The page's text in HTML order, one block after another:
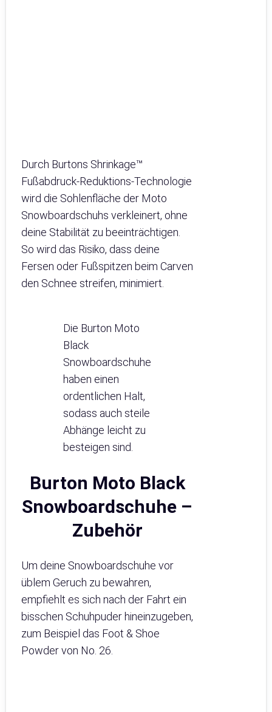
Durch Burtons Shrinkage™
Fußabdruck-Reduktions-Technologie
wird die Sohlenfläche der Moto
Snowboardschuhs verkleinert, ohne
deine Stabilität zu beeinträchtigen.
So wird das Risiko, dass deine
Fersen oder Fußspitzen beim Carven
den Schnee streifen, minimiert.
Die Burton Moto
Black
Snowboardschuhe
haben einen
ordentlichen Halt,
sodass auch steile
Abhänge leicht zu
besteigen sind.
Burton Moto Black
Snowboardschuhe –
Zubehör
Um deine Snowboardschuhe vor
üblem Geruch zu bewahren,
empfiehlt es sich nach der Fahrt ein
bisschen Schuhpuder hineinzugeben,
zum Beispiel das Foot & Shoe
Powder von No. 26.